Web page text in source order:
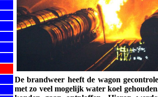
De brandweer heeft de wagon
met zo veel mogelijk water koel